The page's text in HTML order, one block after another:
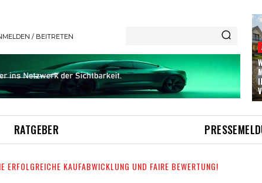
/ BEITRETEN
RATGEBER
KAUFABWICKLUNG UND FAIRE BEWERTUNG!